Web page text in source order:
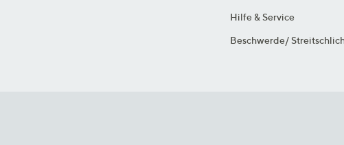
Hilfe & Service
Beschwerde/